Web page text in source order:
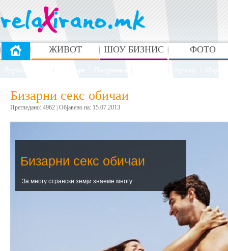
ЖИВОТ ШОУ БИЗНИС ФОТО
Бизарни секс обичаи
Прегледано: 4962 | Oбјавено на: 15.07.2013
Бизарни секс обичаи
За многу странски земји знаеме многу